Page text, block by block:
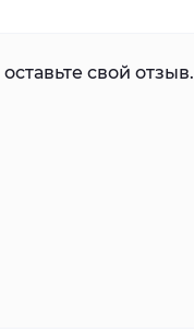
свой отзыв.